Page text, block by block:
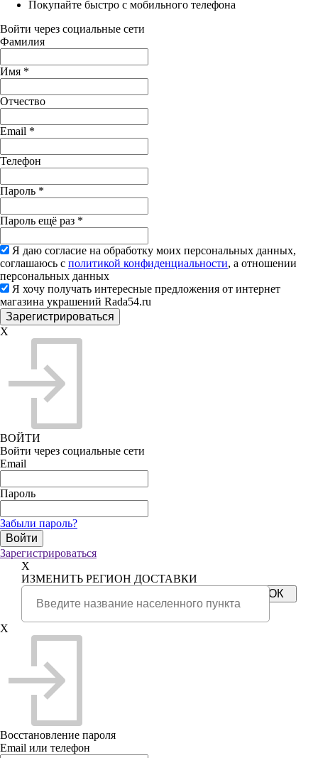
Покупайте быстро с мобильного телефона
Войти через социальные сети
Фамилия
Имя *
Отчество
Email *
Телефон
Пароль *
Пароль ещё раз *
Я даю согласие на обработку моих персональных данных,
соглашаюсь с политикой конфиденциальности, а отношении
персональных данных
Я хочу получать интересные предложения от интернет
магазина украшений Rada54.ru
X
ВОЙТИ
Войти через социальные сети
Email
Пароль
Забыли пароль?
Зарегистрироваться
X
ИЗМЕНИТЬ РЕГИОН ДОСТАВКИ
X
Восстановление пароля
Email или телефон